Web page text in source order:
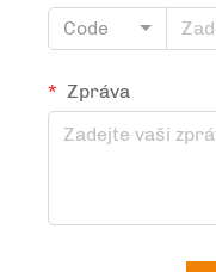
Code
Zpráva